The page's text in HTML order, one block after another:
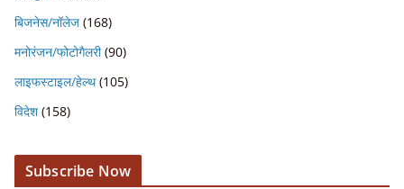
बिजनेस/नॉलेज (168)
मनोरंजन/फोटोगैलरी(90)
लाइफस्टाइल/हेल्थ(105)
विदेश (158)
Subscribe Now